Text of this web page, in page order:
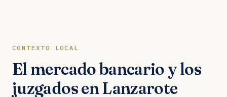
CONTEXTO LOCAL
El mercado bancario y los
juzgados en Lanzarote